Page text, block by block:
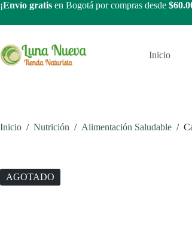
Saltar
contenido
¡Envío gratis en Bogotá por compras desde
Inicio
Inicio / Nutrición / Alimentación Saludable /
AGOTADO